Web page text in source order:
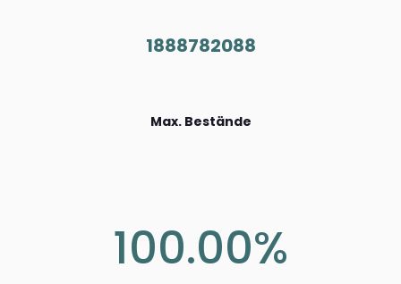
1888782088
Max. Bestände
100.00%